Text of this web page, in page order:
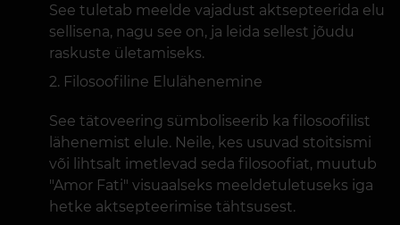
See tuletab meelde vajadust aktsepteerida elu
sellisena, nagu see on, ja leida sellest jõudu
raskuste ületamiseks.
Filosoofiline Elulähenemine
See tätoveering sümboliseerib ka filosoofilist
lähenemist elule. Neile, kes usuvad stoitsismi
või lihtsalt imetlevad seda filosoofiat, muutub
"Amor Fati" visuaalseks meeldetuletuseks iga
hetke aktsepteerimise tähtsusest.